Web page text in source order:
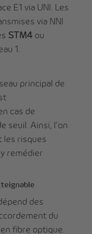
E1 via UNI. Les
via NNI
STM4 ou
1.
principal de
cas de
seuil. Ainsi, l’on
les risques
remédier
des
du
fibre optique.